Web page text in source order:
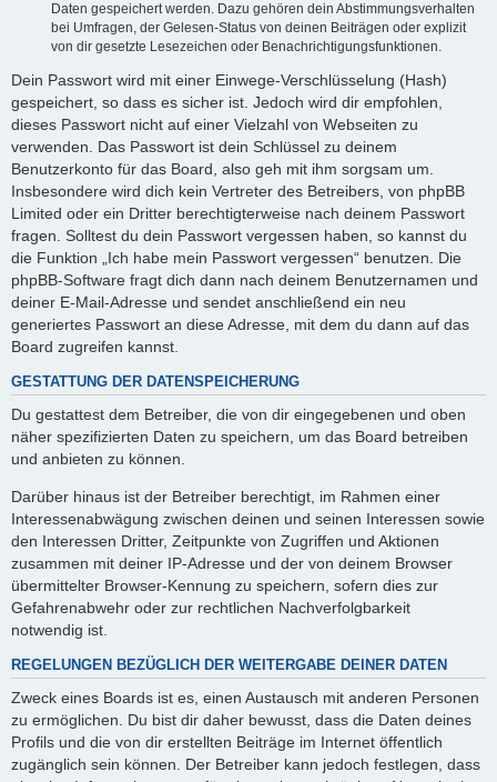
Daten gespeichert werden. Dazu gehören dein Abstimmungsverhalten
bei Umfragen, der Gelesen-Status von deinen Beiträgen oder explizit
von dir gesetzte Lesezeichen oder Benachrichtigungsfunktionen.
Dein Passwort wird mit einer Einwege-Verschlüsselung (Hash)
gespeichert, so dass es sicher ist. Jedoch wird dir empfohlen,
dieses Passwort nicht auf einer Vielzahl von Webseiten zu
verwenden. Das Passwort ist dein Schlüssel zu deinem
Benutzerkonto für das Board, also geh mit ihm sorgsam um.
Insbesondere wird dich kein Vertreter des Betreibers, von phpBB
Limited oder ein Dritter berechtigterweise nach deinem Passwort
fragen. Solltest du dein Passwort vergessen haben, so kannst du
die Funktion „Ich habe mein Passwort vergessen“ benutzen. Die
phpBB-Software fragt dich dann nach deinem Benutzernamen und
deiner E-Mail-Adresse und sendet anschließend ein neu
generiertes Passwort an diese Adresse, mit dem du dann auf das
Board zugreifen kannst.
GESTATTUNG DER DATENSPEICHERUNG
Du gestattest dem Betreiber, die von dir eingegebenen und oben
näher spezifizierten Daten zu speichern, um das Board betreiben
und anbieten zu können.
Darüber hinaus ist der Betreiber berechtigt, im Rahmen einer
Interessenabwägung zwischen deinen und seinen Interessen sowie
den Interessen Dritter, Zeitpunkte von Zugriffen und Aktionen
zusammen mit deiner IP-Adresse und der von deinem Browser
übermittelter Browser-Kennung zu speichern, sofern dies zur
Gefahrenabwehr oder zur rechtlichen Nachverfolgbarkeit
notwendig ist.
REGELUNGEN BEZÜGLICH DER WEITERGABE DEINER DATEN
Zweck eines Boards ist es, einen Austausch mit anderen Personen
zu ermöglichen. Du bist dir daher bewusst, dass die Daten deines
Profils und die von dir erstellten Beiträge im Internet öffentlich
zugänglich sein können. Der Betreiber kann jedoch festlegen, dass